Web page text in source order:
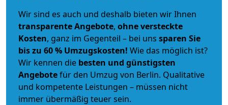
Wir sind es auch und deshalb bieten wir Ihnen
transparente Angebote, ohne versteckte
Kosten, ganz im Gegenteil – bei uns sparen Sie
bis zu 60 % Umzugskosten! Wie das möglich ist?
Wir kennen die besten und günstigsten
Angebotefür den Umzug von Berlin. Qualitative
und kompetente Leistungen – müssen nicht
immer übermäßig teuer sein.